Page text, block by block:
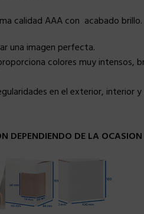
calidad AAA con acabado brillo.
una imagen perfecta.
colores muy intensos,
en el exterior, interior y
DEPENDIENDO DE LA OCASION